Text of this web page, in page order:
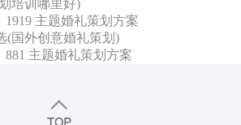
培训哪里好)
1919 主题婚礼策划方案
(国外创意婚礼策划)
主题婚礼策划方案